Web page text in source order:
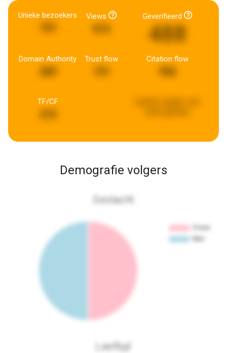
Unieke bezoekers Views Geverifieerd
488
Domain Authority
289
Trust flow Citation flow
956
TF/CF
Demografie volgers
Geslacht
Leeftijd